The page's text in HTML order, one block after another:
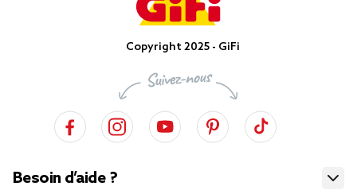
Copyright 2025 - GiFi
Besoin d’aide ?